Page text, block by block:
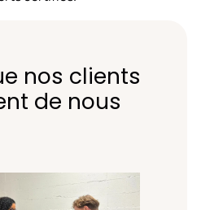
nos clients
de nous